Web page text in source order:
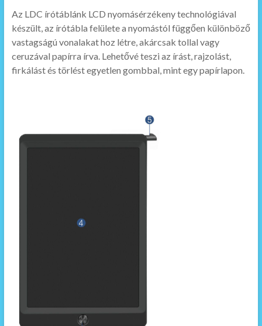
Az LDC írótáblánk LCD nyomásérzékeny technológiával
készült, az írótábla felülete a nyomástól függően különböző
vastagságú vonalakat hoz létre, akárcsak tollal vagy
ceruzával papírra írva. Lehetővé teszi az írást, rajzolást,
firkálást és törlést egyetlen gombbal, mint egy papírlapon.